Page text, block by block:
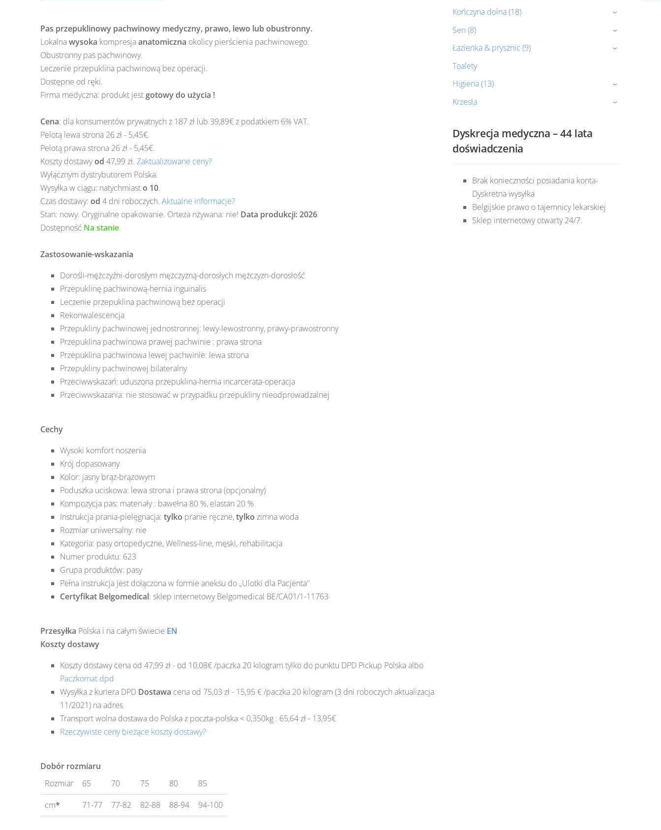
Kończyna dolna (18) ›
Sen (8) ›
Łazienka & prysznic (9) ›
Toalety
Higiena (13)
›
Krzesła ›
Dyskrecja medyczna – 44 lata
doświadczenia
Brak konieczności posiadania konta-
Dyskretna wysyłka
Belgijskie prawo o tajemnicy lekarskiej
Sklep internetowy otwarty 24/7.
Pas przepuklinowy pachwinowy medyczny, prawo, lewo lub obustronny.
Lokalnawysoka kompresjaanatomiczna okolicy pierścienia pachwinowego.
Obustronny pas pachwinowy.
Leczenie przepuklina pachwinową bez operacji.
Dostępne od ręki.
Firma medyczna: produkt jest gotowy do użycia !
Cena: dla konsumentów prywatnych z 187zł lub 39,89€ z podatkiem 6% VAT.
Pelotą lewa strona 26 zł - 5,45€.
Pelotą prawa strona 26 zł - 5,45€.
Koszty dostawyod 47,99 zł. Zaktualizowane ceny?
Wyłącznym dystrybutorem Polska.
Wysyłka w ciągu: natychmiasto 10.
Czas dostawy: od 4 dni roboczych. Aktualne informacje?
Stan: nowy. Oryginalne opakowanie. Orteza nżywana: nie! Data produkcji: 2026.
Dostępność Na stanie.
Zastosowanie-wskazania
Dorośli-mężczyźni-dorosłym mężczyzną-dorosłych mężczyzn-dorosłość
Przepuklinę pachwinową-hernia inguinalis
Leczenie przepuklina pachwinową bez operacji
Rekonwalescencja
Przepukliny pachwinowej jednostronnej: lewy-lewostronny, prawy-prawostronny
Przepuklina pachwinowa prawej pachwinie : prawa strona
Przepuklina pachwinowa lewej pachwinie: lewa strona
Przepukliny pachwinowej bilateralny
Przeciwwskazań: uduszona przepuklina-hernia incarcerata-operacja
Przeciwwskazania: nie stosować w przypadku przepukliny nieodprowadzalnej
Cechy
Wysoki komfort noszenia
Krój dopasowany
Kolor: jasny brąz-brązowym
Poduszka uciskowa: lewa strona i prawa strona (opcjonalny)
Kompozycja pas: materiały : bawełna 80 %, elastan 20 %
Instrukcja prania-pielęgnacja: tylko pranie ręczne,tylko zimna woda
Rozmiar uniwersalny: nie
Kategoria: pasy ortopedyczne, Wellness-line, męski, rehabilitacja
Numer produktu: 623
Grupa produktów: pasy
Pełna instrukcja jest dołączona w formie aneksu do „Ulotki dla Pacjenta"
Certyfikat Belgomedical: sklep internetowy Belgomedical BE/CA01/1-11763
Przesyłka Polska i na całym świecie EN
Koszty dostawy
Koszty dostawy cena od 47,99 zł - od 10,08€ /paczka 20 kilogram tylko do punktu DPD Pickup Polska albo
Paczkomat dpd
Wysyłka z kuriera DPD Dostawa cena od 75,03 zł - 15,95 € /paczka 20 kilogram (3 dni roboczych aktualizacja
11/2021) na adres
Transport wolna dostawa do Polska z poczta-polska < 0,350kg : 65,64 zł - 13,95€
Rzeczywiste ceny bieżące koszty dostawy?
Dobór rozmiaru
Rozmiar
65 70 75 80
85
cm* 71-77 77-82 82-88 88-94 94-100